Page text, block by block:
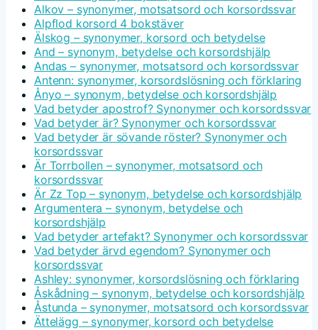
Alkov – synonymer, motsatsord och korsordssvar
Alpflod korsord 4 bokstäver
Älskog – synonymer, korsord och betydelse
And – synonym, betydelse och korsordshjälp
Andas – synonymer, motsatsord och korsordssvar
Antenn: synonymer, korsordslösning och förklaring
Ånyo – synonym, betydelse och korsordshjälp
Vad betyder apostrof? Synonymer och korsordssvar
Vad betyder är? Synonymer och korsordssvar
Vad betyder är sövande röster? Synonymer och
korsordssvar
Är Torrbollen – synonymer, motsatsord och
korsordssvar
Är Zz Top – synonym, betydelse och korsordshjälp
Argumentera – synonym, betydelse och
korsordshjälp
Vad betyder artefakt? Synonymer och korsordssvar
Vad betyder ärvd egendom? Synonymer och
korsordssvar
Ashley: synonymer, korsordslösning och förklaring
Åskådning – synonym, betydelse och korsordshjälp
Åstunda – synonymer, motsatsord och korsordssvar
Ättelägg – synonymer, korsord och betydelse